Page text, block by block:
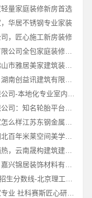
量家庭装修新房首选
华居不锈钢专业家装
，匠心施工新房装修
福建尚艺空间新材料科技有限公司全包家庭装修口碑优选报价明细
专业家装装修哪家专业，佛山市雅居美家建筑装饰工程有限公司全流程管控透明
武汉高端家装口碑怎么样湖北百年米莱空间美学装饰材料有限公司
盘龙重钢装配式别墅保温隔热，云南晟构建筑建材有限公司匠心打造
大连mba辅导机构培训谁家专业 社科赛斯匠心研发备战MBA考研